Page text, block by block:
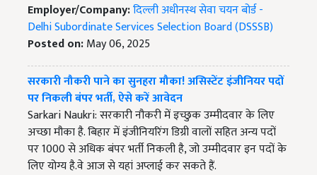
Employer/Company:दिल्ली अधीनस्थ सेवा चयन बोर्ड -
Delhi Subordinate Services Selection Board (DSSSB)
Posted on:May 06, 2025
सरकारी नौकरी पाने का सुनहरा मौका! असिस्टेंट इंजीनियर पदों
पर निकली बंपर भर्ती, ऐसे करें आवेदन
Sarkari Naukri: सरकारी नौकरी में इच्छुक उम्मीदवार के लिए
अच्छा मौका है. बिहार में इंजीनियरिंग डिग्री वालों सहित अन्य पदों
पर 1000 से अधिक बंपर भर्ती निकली है, जो उम्मीदवार इन पदों के
लिए योग्य है.वे आज से यहां अप्लाई कर सकते हैं.